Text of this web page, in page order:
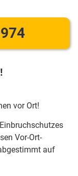
vor Ort!
Vor-Ort-
auf